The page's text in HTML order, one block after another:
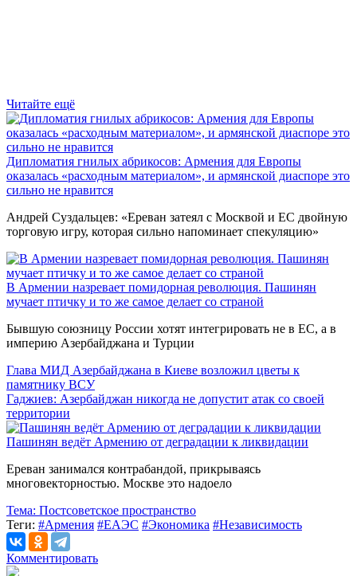
Читайте ещё
Дипломатия гнилых абрикосов: Армения для Европы
оказалась «расходным материалом», и армянской диаспоре это
сильно не нравится
Андрей Суздальцев: «Ереван затеял с Москвой и ЕС двойную
торговую игру, которая сильно напоминает спекуляцию»
В Армении назревает помидорная революция. Пашинян
мучает птичку и то же самое делает со страной
Бывшую союзницу России хотят интегрировать не в ЕС, а в
империю Азербайджана и Турции
Глава МИД Азербайджана в Киеве возложил цветы к
памятнику ВСУ
Гаджиев: Азербайджан никогда не допустит атак со своей
территории
Пашинян ведёт Армению от деградации к ликвидации
Ереван занимался контрабандой, прикрываясь
многовекторностью. Москве это надоело
Тема: Постсоветское пространство
Теги: #Армения #ЕАЭС #Экономика #Независимость
Комментировать